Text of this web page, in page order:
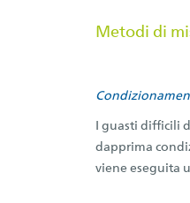
Metodi di
I guasti difficili
dapprima
viene eseguita